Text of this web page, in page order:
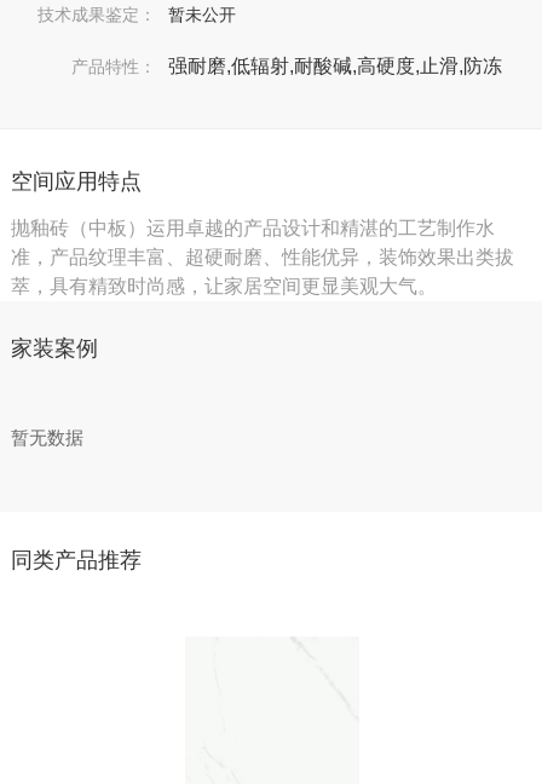
技术成果鉴定： 暂未公开
产品特性： 强耐磨,低辐射,耐酸碱,高硬度,止滑,防冻
空间应用特点
抛釉砖（中板）运用卓越的产品设计和精湛的工艺制作水
准，产品纹理丰富、超硬耐磨、性能优异，装饰效果出类拔
萃，具有精致时尚感，让家居空间更显美观大气。
家装案例
暂无数据
同类产品推荐